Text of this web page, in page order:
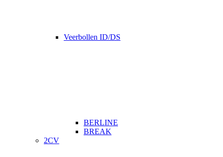
Veerbollen ID/DS
BERLINE
BREAK
2CV